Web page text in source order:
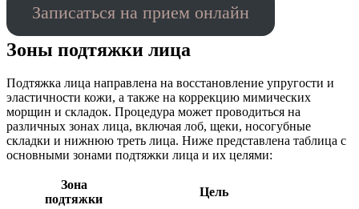
Записаться на прием онлайн
Зоны подтяжки лица
Подтяжка лица направлена на восстановление упругости и
эластичности кожи, а также на коррекцию мимических
морщин и складок. Процедура может проводиться на
различных зонах лица, включая лоб, щеки, носогубные
складки и нижнюю треть лица. Ниже представлена таблица с
основными зонами подтяжки лица и их целями:
Зона
подтяжки
Цель